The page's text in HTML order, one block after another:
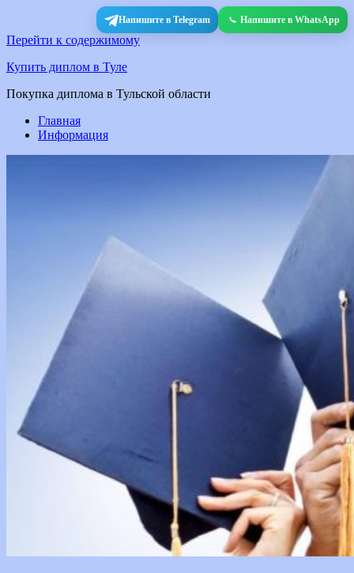
Напишите в Telegram Напишите в WhatsApp
Перейти к содержимому
Купить диплом в Туле
Покупка диплома в Тульской области
Главная
Информация